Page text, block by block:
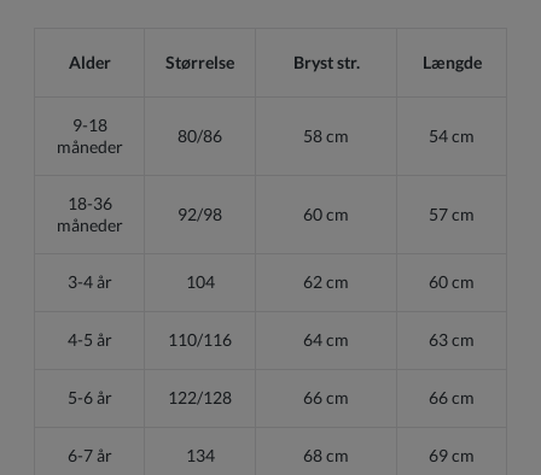
Alder Størrelse Bryst str. Længde
9-18
måneder
80/86 58 cm 54 cm
18-36
måneder
92/98 60 cm 57 cm
3-4 år 104 62 cm 60 cm
4-5 år 110/116 64 cm 63 cm
5-6 år 122/128 66 cm 66 cm
6-7 år 134 68 cm 69 cm